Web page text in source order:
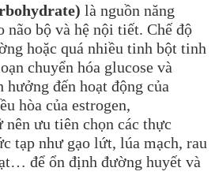
là nguồn năng
não bộ và hệ nội tiết. Chế độ
hoặc quá nhiều tinh bột tinh
chuyển hóa glucose và
đến hoạt động của
hòa của estrogen,
nên ưu tiên chọn các thực
tạp như gạo lứt, lúa mạch, rau
để ổn định đường huyết và